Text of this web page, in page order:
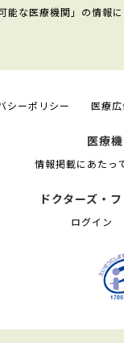
な医療機関」の情報
シーポリシー 医療
医療
情報掲載にあたっ
ドクターズ・
ログイン